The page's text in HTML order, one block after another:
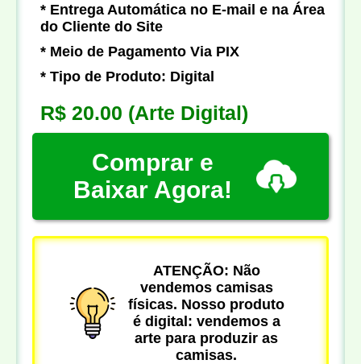
* Entrega Automática no E-mail e na Área
do Cliente do Site
* Meio de Pagamento Via PIX
* Tipo de Produto: Digital
R$ 20.00 (Arte Digital)
Comprar e
Baixar Agora!
ATENÇÃO: Não
vendemos camisas
físicas. Nosso produto
é digital: vendemos a
arte para produzir as
camisas.